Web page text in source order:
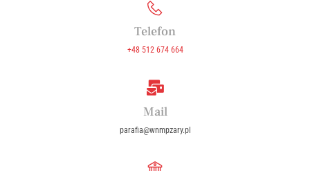
Telefon
+48 512 674 664
Mail
parafia@wnmpzary.pl